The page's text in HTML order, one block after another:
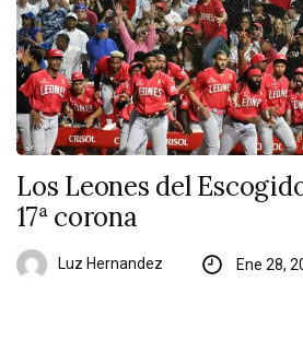
Los Leones del
17ª corona
Luz Hernandez Ene 28,